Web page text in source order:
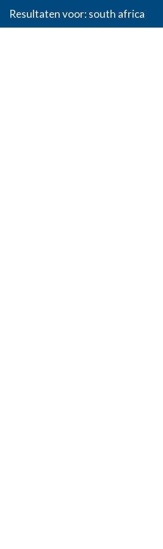
Resultaten voor: south africa